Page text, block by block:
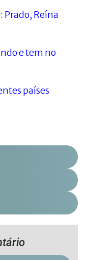
Prado, Reína
e tem no
países